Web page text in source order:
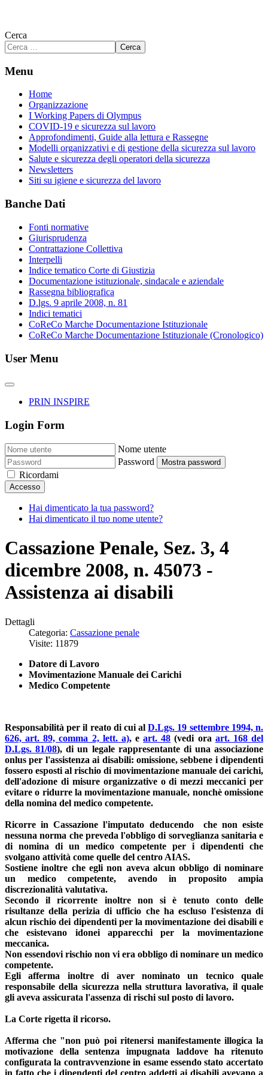
Cerca
Cerca
Menu
Home
Organizzazione
I Working Papers di Olympus
COVID-19 e sicurezza sul lavoro
Approfondimenti, Guide alla lettura e Rassegne
Modelli organizzativi e di gestione della sicurezza sul lavoro
Salute e sicurezza degli operatori della sicurezza
Newsletters
Siti su igiene e sicurezza del lavoro
Banche Dati
Fonti normative
Giurisprudenza
Contrattazione Collettiva
Interpelli
Indice tematico Corte di Giustizia
Documentazione istituzionale, sindacale e aziendale
Rassegna bibliografica
D.lgs. 9 aprile 2008, n. 81
Indici tematici
CoReCo Marche Documentazione Istituzionale
CoReCo Marche Documentazione Istituzionale (Cronologico)
User Menu
PRIN INSPIRE
Login Form
Nome utente
Password
Mostra password
Ricordami
Accesso
Hai dimenticato la tua password?
Hai dimenticato il tuo nome utente?
Cassazione Penale, Sez. 3, 4
dicembre 2008, n. 45073 -
Assistenza ai disabili
Dettagli
Categoria: Cassazione penale
Visite: 11879
Datore di Lavoro
Movimentazione Manuale dei Carichi
Medico Competente
Responsabilità per il reato di cui alD.Lgs. 19 settembre 1994, n.
626, art. 89, comma 2, lett. a), eart. 48 (vedi ora art. 168 del
D.Lgs. 81/08), di un legale rappresentante di una associazione
onlus per l'assistenza ai disabili: omissione, sebbene i dipendenti
fossero esposti al rischio di movimentazione manuale dei carichi,
dell'adozione di misure organizzative o di mezzi meccanici per
evitare o ridurre la movimentazione manuale, nonchè omissione
della nomina del medico competente.
Ricorre in Cassazione l'imputato deducendo che non esiste
nessuna norma che preveda l'obbligo di sorveglianza sanitaria e
di nomina di un medico competente per i dipendenti che
svolgano attività come quelle del centro AIAS.
Sostiene inoltre che egli non aveva alcun obbligo di nominare
un medico competente, avendo in proposito ampia
discrezionalità valutativa.
Secondo il ricorrente inoltre non si è tenuto conto delle
risultanze della perizia di ufficio che ha escluso l'esistenza di
alcun rischio dei dipendenti per la movimentazione dei disabili e
che esistevano idonei apparecchi per la movimentazione
meccanica.
Non essendovi rischio non vi era obbligo di nominare un medico
competente.
Egli afferma inoltre di aver nominato un tecnico quale
responsabile della sicurezza nella struttura lavorativa, il quale
gli aveva assicurata l'assenza di rischi sul posto di lavoro.
La Corte rigetta il ricorso.
Afferma che "non può poi ritenersi manifestamente illogica la
motivazione della sentenza impugnata laddove ha ritenuto
configurata la contravvenzione in esame essendo stato accertato
in fatto che i dipendenti del centro addetti ai disabili avevano a